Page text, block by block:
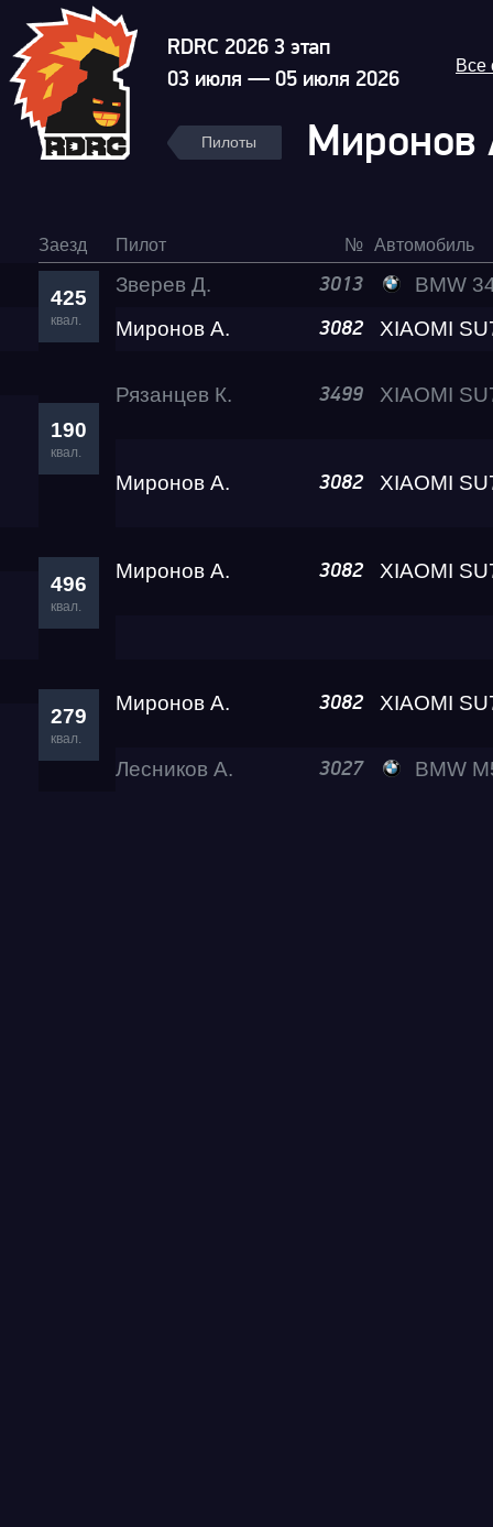
RDRC 2026 3 этап
03 июля — 05 июля 2026
Все
Пилоты
Заезд Пилот № Автомобиль
425
квал.
Зверев Д. 3013
BMW 340
Миронов А.
3082
190
квал.
Рязанцев К. 3499
Миронов А. 3082
496
квал.
Миронов А. 3082
279
квал.
Миронов А. 3082
Лесников А. 3027 BMW M5